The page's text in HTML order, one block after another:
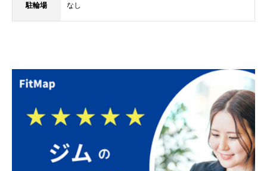
駐輪場 なし